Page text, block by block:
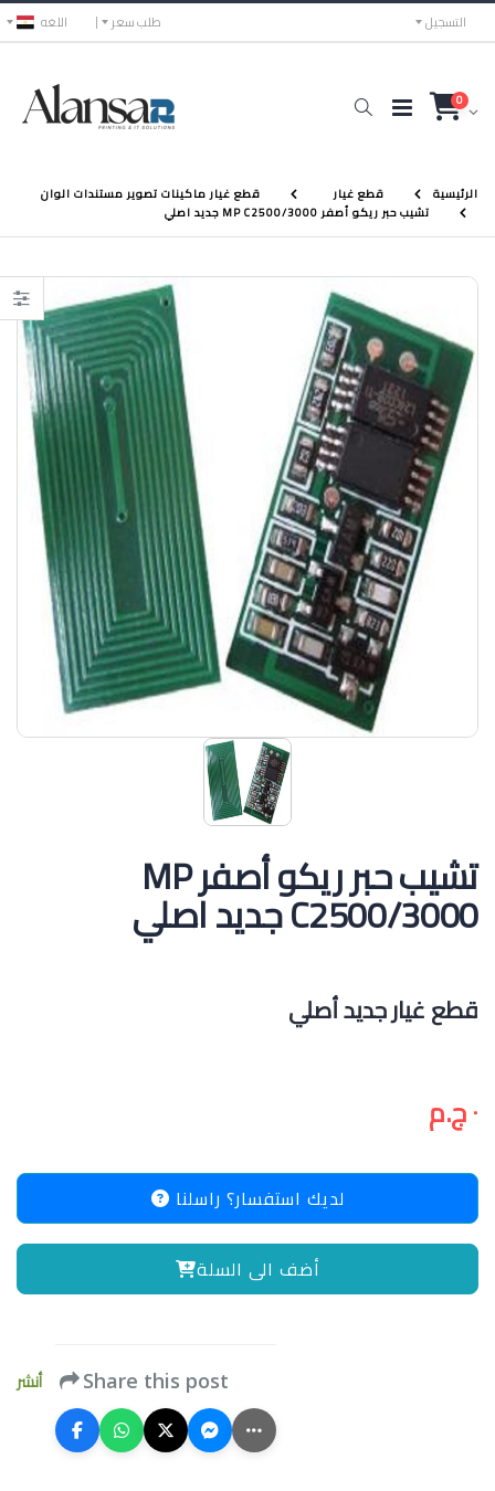
اللغه طلب سعر التسجيل
0
الرئيسية قطع غيار
قطع غيار ماكينات تصوير مستندات الوان
تشيب حبر ريكو أصفر MP C2500/3000 جديد اصلي
تشيب حبر ريكو أصفر MP
C2500/3000 جديد اصلي
قطع غيار جديد أصلي
٠ ج.م
لديك استفسار؟ راسلنا
أضف الى السلة
أنشر Share this post